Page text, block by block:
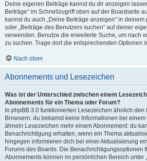
Deine eigenen Beiträge kannst du dir anzeigen
Beiträge“ im Schnellzugriff oben auf der Boardseite
kannst du auch „Deine Beiträge anzeigen“ in
oder „Beiträge des Benutzers suchen“ auf deiner
verwenden. Benutze die erweiterte Suche, um nach
zu suchen. Trage dort die entsprechenden Optionen
Nach oben
Abonnements und Lesezeichen
Was ist der Unterschied zwischen einem
Abonnements für ein Thema oder Forum?
In phpBB 3.0 funktionierten Lesezeichen ähnlich
Browsern: du bekamst keine Informationen bei
ähneln Lesezeichen mehr einem Abonnement: du
Benachrichtigung erhalten, wenn ein Thema
hingegen informieren dich bei einer Aktualisierung
Forums des Boards. Die Benachrichtigungsoptionen
Abonnements können im persönlichen Bereich unter